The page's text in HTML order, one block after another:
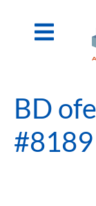
BD
#8189